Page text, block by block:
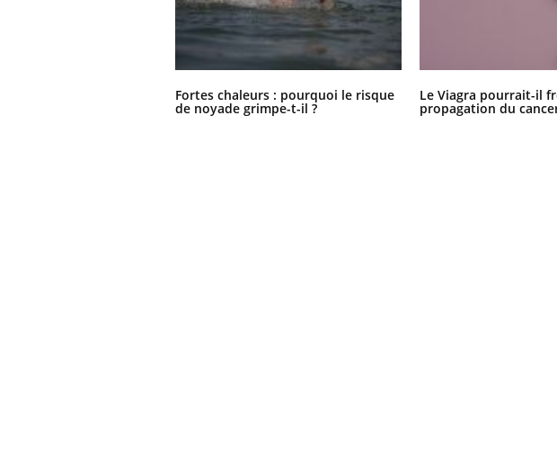
Fortes chaleurs : pourquoi le risque
de noyade grimpe-t-il ?
Le Viagra pourrait-il
propagation du